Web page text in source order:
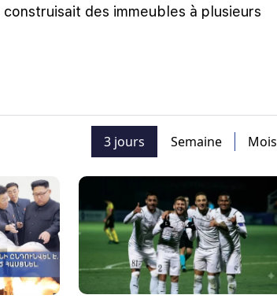
des immeubles à plusieurs
3 jours Semaine Mois